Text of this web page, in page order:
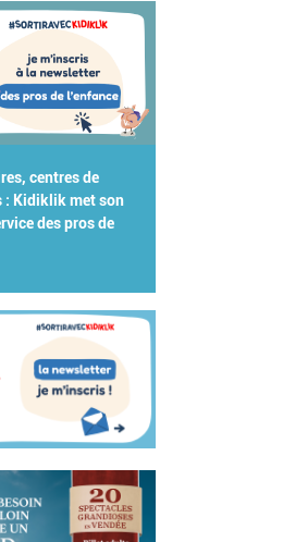
centres de
: Kidiklik met son
des pros de